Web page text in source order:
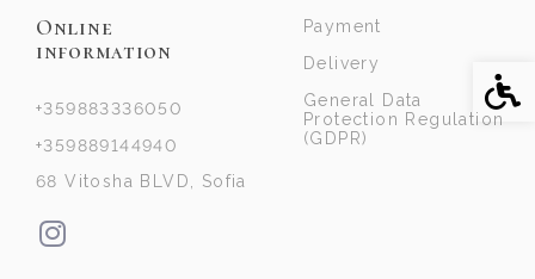
Online
information
+359883336050
+359889144940
68 Vitosha BLVD, Sofia
Payment
Delivery
General Data
Protection Regulation
(GDPR)